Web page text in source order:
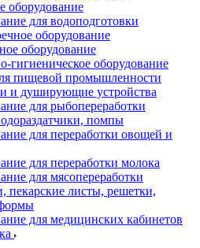
оборудование
для водоподготовки
оборудование
оборудование
гигиеническое оборудование
пищевой промышленности
и душирующие устройства
для рыбопереработки
помпы
для переработки овощей и
для переработки молока
для мясопереработки
пекарские листы, решетки,
для медицинских кабинетов